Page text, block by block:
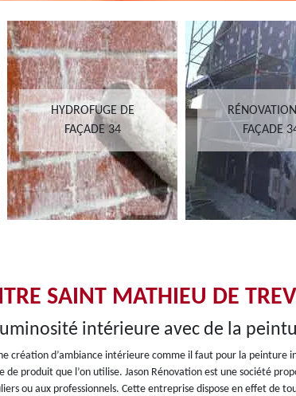
HYDROFUGE DE
FAÇADE 34
FAÇADE
SAINT MATHIEU DE
intérieure avec de la
création d’ambiance intérieure comme il faut pour la peinture
de produit que l’on utilise. Jason Rénovation est une société
ou aux professionnels. Cette entreprise dispose en effet de